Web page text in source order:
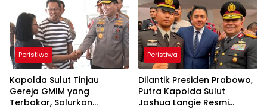
Peristiwa
Kapolda Sulut Tinjau
Gereja GMIM yang
Terbakar, Salurkan
Peristiwa
Dilantik Presiden Prabowo,
Putra Kapolda Sulut
Joshua Langie Resmi